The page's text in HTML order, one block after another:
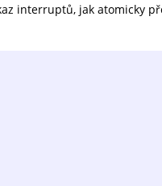
interruptů, jak atomicky